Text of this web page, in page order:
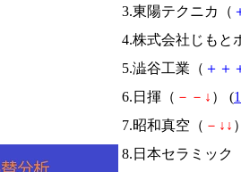
3.東陽テクニカ（
4.株式会社じもと
5.澁谷工業（ ＋ ＋
6.日揮（ － － ↓ ） (
7.昭和真空（ － ↓ ↓
8.日本セラミック